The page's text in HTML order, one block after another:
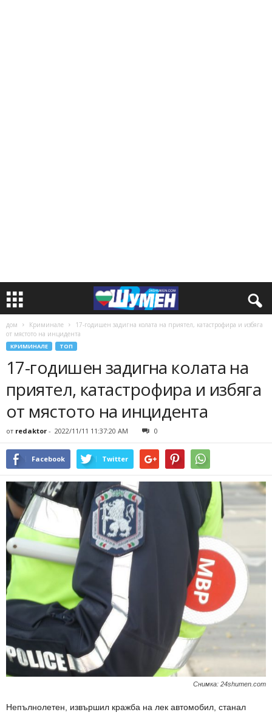
дом Криминале
17-годишен задигна колата на приятел, катастрофира и избяга
от мястото на инцидента
КРИМИНАЛЕ ТОП
17-годишен задигна колата на
приятел, катастрофира и избяга
от мястото на инцидента
от redaktor - 2022/11/11 11:37:20 AM 0
Facebook Twitter
Снимка: 24shumen.com
Непълнолетен, извършил кражба на лек автомобил, станал